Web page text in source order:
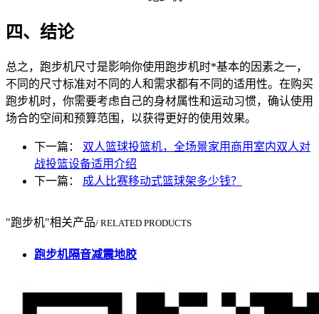
四、结论
总之，跑步机尺寸是影响你使用跑步机时*基本的因素之一，
不同的尺寸标准对不同的人和需求都有不同的适用性。在购买
跑步机时，你需要考虑自己的身材属性和运动习惯，确认使用
场合的空间和预算范围，以获得更好的使用效果。
下一篇： 双人篮球投篮机，全场景家用商用室内双人对
战投篮设备适用介绍
下一篇： 成人比赛移动式篮球架多少钱？
"跑步机"相关产品/ RELATED PRODUCTS
跑步机隔音减震地胶